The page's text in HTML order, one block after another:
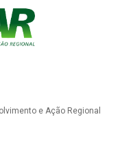
e Ação Regional